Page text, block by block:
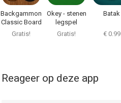
Backgammon
Classic Board
Live
Gratis!
Okey - stenen
legspel
Gratis!
Batak
€ 0.99
Reageer op deze app